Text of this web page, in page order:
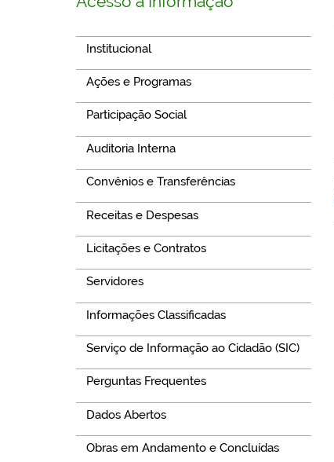
Institucional
Ações e Programas
Participação Social
Auditoria Interna
Convênios e Transferências
Receitas e Despesas
Licitações e Contratos
Servidores
Informações Classificadas
Serviço de Informação ao Cidadão (SIC)
Perguntas Frequentes
Dados Abertos
Obras em Andamento e Concluídas